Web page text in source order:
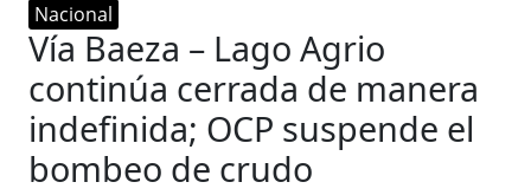
Nacional
Vía Baeza – Lago Agrio
continúa cerrada de manera
indefinida; OCP suspende el
bombeo de crudo